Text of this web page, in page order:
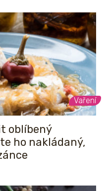
Vaření
oblíbený
ho nakládaný,